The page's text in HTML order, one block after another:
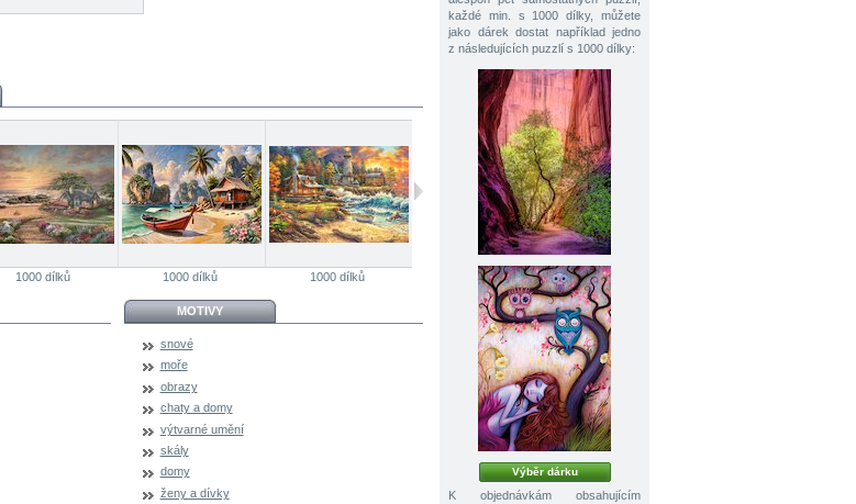
1000 dílků 1000 dílků 1000 dílků 1000 dílků 1000 dílků
MOTIVY
snové
moře
obrazy
chaty a domy
výtvarné umění
skály
domy
ženy a dívky
každé min. s 1000 dílky, můžete
jako dárek dostat například jedno
z následujících puzzlí s 1000 dílky:
Výběr dárku
K objednávkám obsahujícím